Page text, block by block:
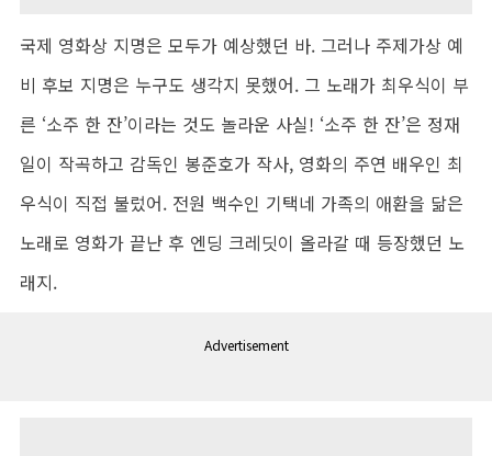
국제 영화상 지명은 모두가 예상했던 바. 그러나 주제가상 예
비 후보 지명은 누구도 생각지 못했어. 그 노래가 최우식이 부
른 ‘소주 한 잔’이라는 것도 놀라운 사실! ‘소주 한 잔’은 정재
일이 작곡하고 감독인 봉준호가 작사, 영화의 주연 배우인 최
우식이 직접 불렀어. 전원 백수인 기택네 가족의 애환을 닮은
노래로 영화가 끝난 후 엔딩 크레딧이 올라갈 때 등장했던 노
래지.
Advertisement